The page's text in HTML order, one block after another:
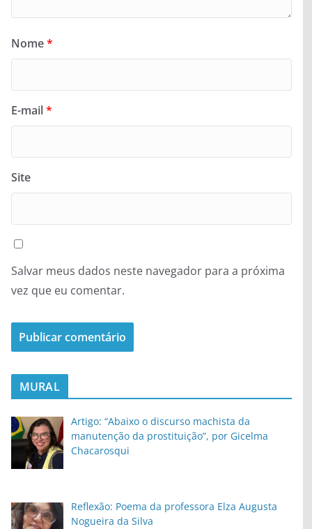
Nome*
E-mail*
Site
Salvar meus dados neste navegador para a próxima
vez que eu comentar.
MURAL
Artigo: “Abaixo o discurso machista da
manutenção da prostituição”, por Gicelma
Chacarosqui
Reflexão: Poema da professora Elza Augusta
Nogueira da Silva